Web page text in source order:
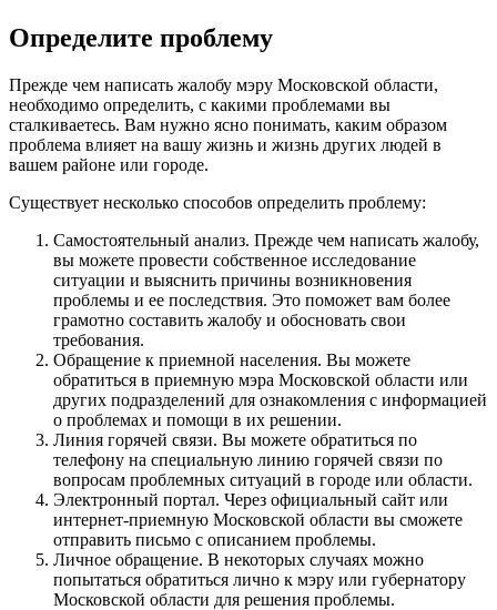
Определите проблему
Прежде чем написать жалобу мэру Московской области,
необходимо определить, с какими проблемами вы
сталкиваетесь. Вам нужно ясно понимать, каким образом
проблема влияет на вашу жизнь и жизнь других людей в
вашем районе или городе.
Существует несколько способов определить проблему:
Самостоятельный анализ. Прежде чем написать жалобу,
вы можете провести собственное исследование
ситуации и выяснить причины возникновения
проблемы и ее последствия. Это поможет вам более
грамотно составить жалобу и обосновать свои
требования.
Обращение к приемной населения. Вы можете
обратиться в приемную мэра Московской области или
других подразделений для ознакомления с информацией
о проблемах и помощи в их решении.
Линия горячей связи. Вы можете обратиться по
телефону на специальную линию горячей связи по
вопросам проблемных ситуаций в городе или области.
Электронный портал. Через официальный сайт или
интернет-приемную Московской области вы сможете
отправить письмо с описанием проблемы.
Личное обращение. В некоторых случаях можно
попытаться обратиться лично к мэру или губернатору
Московской области для решения проблемы.